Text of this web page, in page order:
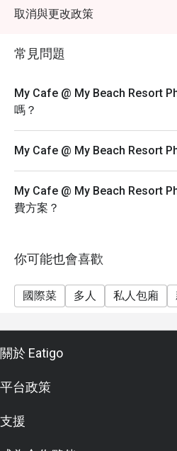
取消與更改政策
常見問題
My Cafe @ My Beach Resort
嗎？
My Cafe @ My Beach Resort
My Cafe @ My Beach Resort
費方案？
你可能也會喜歡
國際菜 多人 私人包廂
關於 Eatigo
平台政策
支援